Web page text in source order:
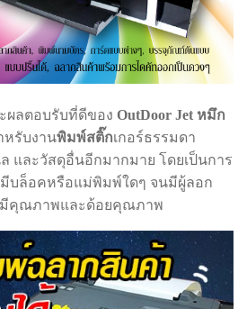
ผลตอบรับที่ดีของOutDoor Jet หมึก
รับงานพิมพ์สติ๊กเกอร์ธรรมดา
และวัสดุอื่นอีกมากมาย โดยเป็นการ
บล็อคหรือแม่พิมพ์ใดๆ จนมีผู้ลอก
มีคุณภาพและด้อยคุณภาพ